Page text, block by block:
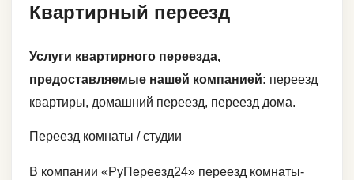
Квартирный переезд
Услуги квартирного переезда,
предоставляемые нашей компанией: переезд
квартиры, домашний переезд, переезд дома.
Переезд комнаты / студии
В компании «РуПереезд24» переезд комнаты-